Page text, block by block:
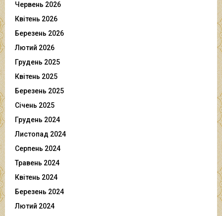
Червень 2026
Квітень 2026
Березень 2026
Лютий 2026
Грудень 2025
Квітень 2025
Березень 2025
Січень 2025
Грудень 2024
Листопад 2024
Серпень 2024
Травень 2024
Квітень 2024
Березень 2024
Лютий 2024